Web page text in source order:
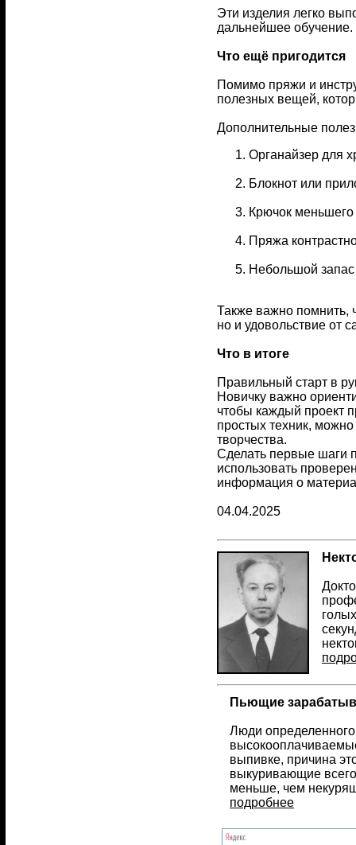
Эти изделия легко
дальнейшее обучение.
Что ещё пригодится
Помимо пряжи и
полезных вещей,
Дополнительные
Органайзер для
Блокнот или
Крючок
Пряжа
Небольшой
Также важно помнить,
но и удовольствие от
Что в итоге
Правильный старт в
Новичку важно
чтобы каждый проект
простых техник,
творчества.
Сделать первые шаги
использовать
информация о
04.04.2025
Пьющие
Люди
выпивке, причина
выкуривающие
меньше, чем
подробнее